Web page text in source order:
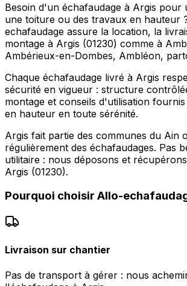
Besoin d'un échafaudage à Argis pour
une toiture ou des travaux en hauteur
echafaudage assure la location, la
montage à Argis (01230) comme à
Ambérieux-en-Dombes, Ambléon,
Chaque échafaudage livré à Argis
sécurité en vigueur : structure
montage et conseils d'utilisation
en hauteur en toute sérénité.
Argis fait partie des communes du Ain
régulièrement des échafaudages. Pas
utilitaire : nous déposons et
Argis (01230).
Pourquoi choisir Allo-
Livraison sur chantier
Pas de transport à gérer : nous